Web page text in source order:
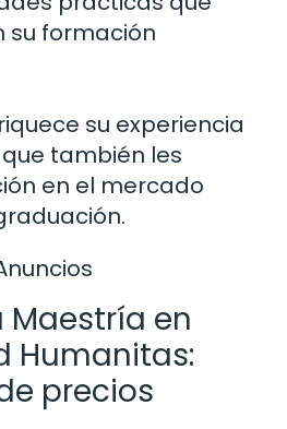
formación
su experiencia
también les
en el mercado
Maestría en
Humanitas:
precios